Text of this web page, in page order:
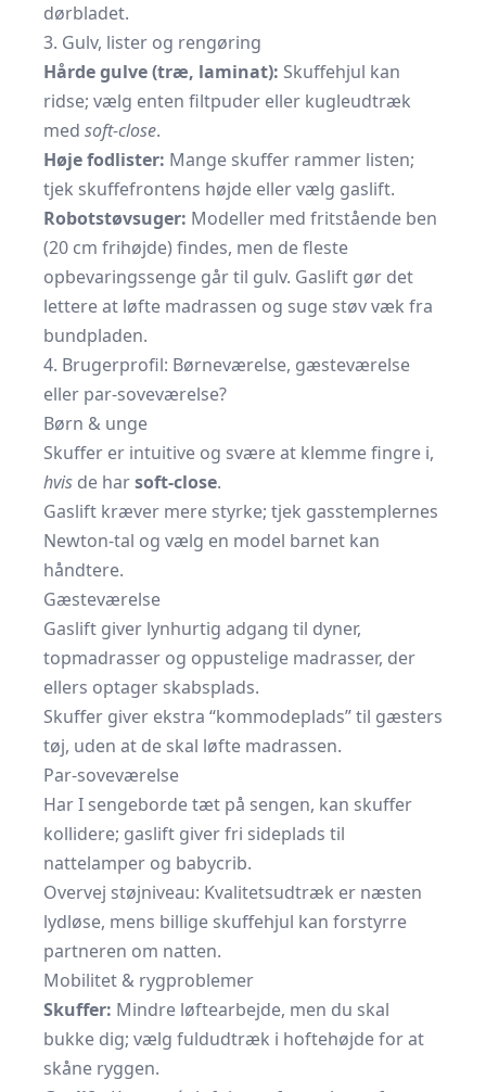
dørbladet.
3. Gulv, lister og rengøring
Hårde gulve (træ, laminat): Skuffehjul kan
ridse; vælg enten filtpuder eller kugleudtræk
med soft-close.
Høje fodlister: Mange skuffer rammer listen;
tjek skuffefrontens højde eller vælg gaslift.
Robotstøvsuger: Modeller med fritstående ben
(20 cm frihøjde) findes, men de fleste
opbevaringssenge går til gulv. Gaslift gør det
lettere at løfte madrassen og suge støv væk fra
bundpladen.
4. Brugerprofil: Børneværelse, gæsteværelse
eller par-soveværelse?
Børn & unge
Skuffer er intuitive og svære at klemme fingre i,
hvis de harsoft-close.
Gaslift kræver mere styrke; tjek gasstemplernes
Newton-tal og vælg en model barnet kan
håndtere.
Gæsteværelse
Gaslift giver lynhurtig adgang til dyner,
topmadrasser og oppustelige madrasser, der
ellers optager skabsplads.
Skuffer giver ekstra “kommodeplads” til gæsters
tøj, uden at de skal løfte madrassen.
Par-soveværelse
Har I sengeborde tæt på sengen, kan skuffer
kollidere; gaslift giver fri sideplads til
nattelamper og babycrib.
Overvej støjniveau: Kvalitetsudtræk er næsten
lydløse, mens billige skuffehjul kan forstyrre
partneren om natten.
Mobilitet & rygproblemer
Skuffer: Mindre løftearbejde, men du skal
bukke dig; vælg fuldudtræk i hoftehøjde for at
skåne ryggen.